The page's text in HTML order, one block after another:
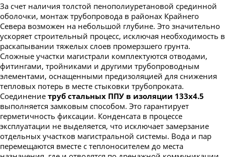
За счет наличия толстой пенополиуретановой срединной
оболочки, монтаж трубопровода в районах Крайнего
Севера возможен на небольшой глубине. Это значительно
ускоряет строительный процесс, исключая необходимость в
раскапывании тяжелых слоев промерзшего грунта.
Сложные участки магистрали комплектуются отводами,
фитингами, тройниками и другими трубопроводным
элементами, оснащенными предизоляцией для снижения
тепловых потерь в месте стыковки трубопроката.
Соединение труб стальных ППУ в изоляции 133х4.5
выполняется замковым способом. Это гарантирует
герметичность фиксации. Конденсата в процессе
эксплуатации не выделяется, что исключает замерзание
отдельных участков магистральной системы. Вода и пар
перемещаются вместе с теплоносителем до места